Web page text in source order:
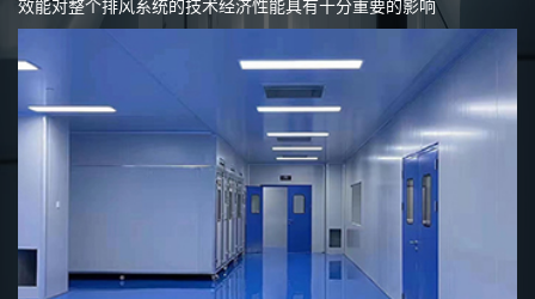
效能对整个排风系统的技术经济性能具有十分重要的影响